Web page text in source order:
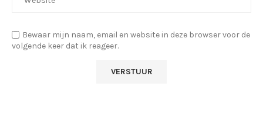
Bewaar mijn naam, email en website in deze browser voor de
volgende keer dat ik reageer.